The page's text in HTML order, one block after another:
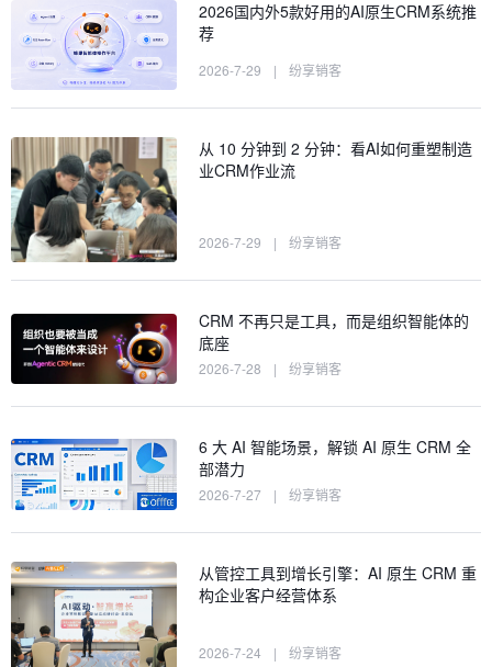
2026国内外5款好用的AI原生CRM系统推
荐
2026-7-29 | 纷享销客
从 10 分钟到 2 分钟：看AI如何重塑制造
业CRM作业流
2026-7-29 | 纷享销客
CRM 不再只是工具，而是组织智能体的
底座
2026-7-28 | 纷享销客
6 大 AI 智能场景，解锁 AI 原生 CRM 全
部潜力
2026-7-27 | 纷享销客
从管控工具到增长引擎：AI 原生 CRM 重
构企业客户经营体系
2026-7-24 | 纷享销客